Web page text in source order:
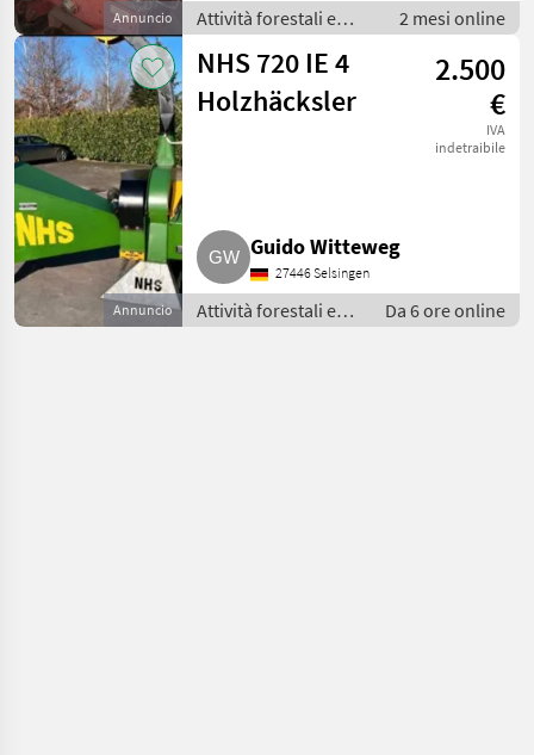
Annuncio
Attività forestali e
lavorazione del legno
/ Accessori forestali
2 mesi online
Annuncio
NHS 720 IE 4
Holzhäcksler
2.500
€
IVA
indetraibile
Guido Witteweg
27446 Selsingen
Attività forestali e
lavorazione del
Da 6 ore online